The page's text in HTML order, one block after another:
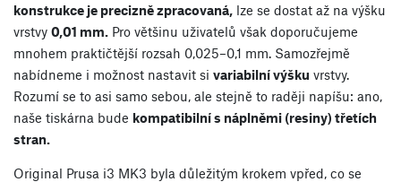
konstrukce je precizně zpracovaná, lze se dostat až na výšku
vrstvy 0,01 mm. Pro většinu uživatelů však doporučujeme
mnohem praktičtější rozsah 0,025–0,1 mm. Samozřejmě
nabídneme i možnost nastavit si variabilní výšku vrstvy.
Rozumí se to asi samo sebou, ale stejně to raději napíšu: ano,
naše tiskárna bude kompatibilní s náplněmi (resiny) třetích
stran.
Original Prusa i3 MK3 byla důležitým krokem vpřed, co se